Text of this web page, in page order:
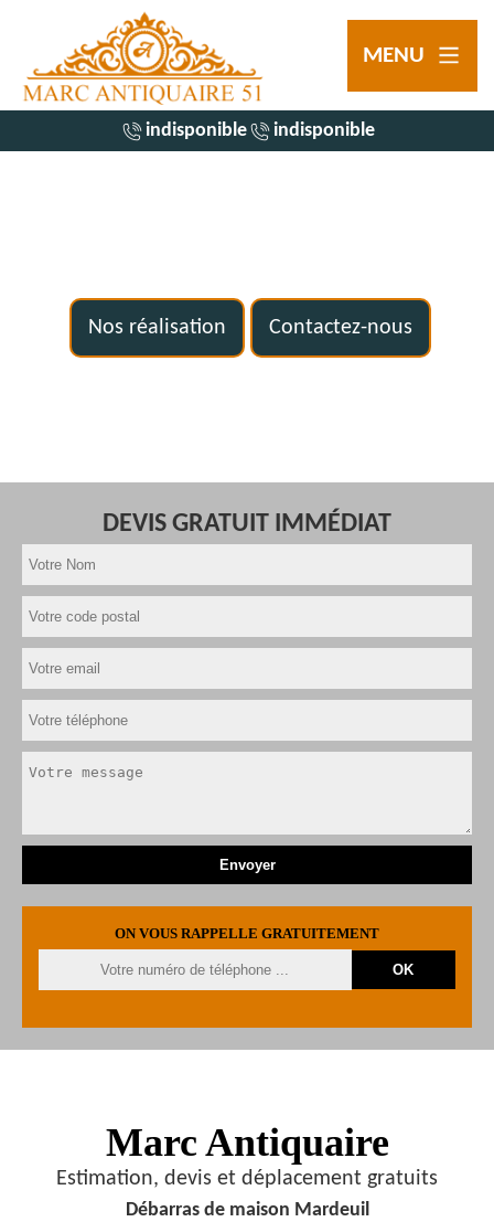
MENU
indisponible indisponible
Nos réalisation Contactez-nous
DEVIS GRATUIT IMMÉDIAT
ON VOUS RAPPELLE GRATUITEMENT
Marc Antiquaire
Estimation, devis et déplacement gratuits
Débarras de maison Mardeuil